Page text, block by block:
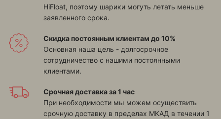
HiFloat, поэтому шарики могуть летать меньше
заявленного срока.
Скидка постоянным клиентам до 10%
Основная наша цель - долгосрочное
сотрудничество с нашими постоянными
клиентами.
Срочная доставка за 1 час
При необходимости мы можем осуществить
срочную доставку в пределах МКАД в течении 1